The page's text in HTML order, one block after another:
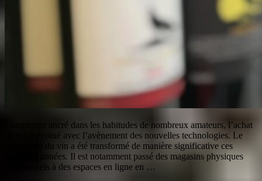
Longtemps ancré dans les habitudes de nombreux amateurs, l’achat
de vin a évolué avec l’avènement des nouvelles technologies. Le
commerce du vin a été transformé de manière significative ces
dernières années. Il est notamment passé des magasins physiques
traditionnels à des espaces en ligne en …